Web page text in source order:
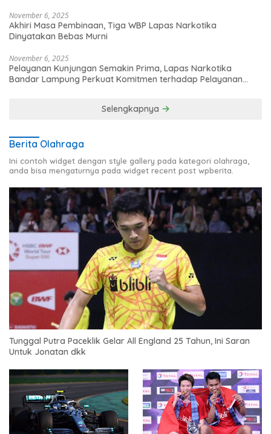
November 6, 2025
Akhiri Masa Pembinaan, Tiga WBP Lapas Narkotika
Dinyatakan Bebas Murni
November 6, 2025
Pelayanan Kunjungan Semakin Prima, Lapas Narkotika
Bandar Lampung Perkuat Komitmen terhadap Pelayanan
Selengkapnya
Berita Olahraga
Ini contoh widget dengan style gallery pada kategori olahraga,
anda bisa mengaturnya pada widget recent post wpberita.
Tunggal Putra Paceklik Gelar All England 25 Tahun, Ini Saran
Untuk Jonatan dkk